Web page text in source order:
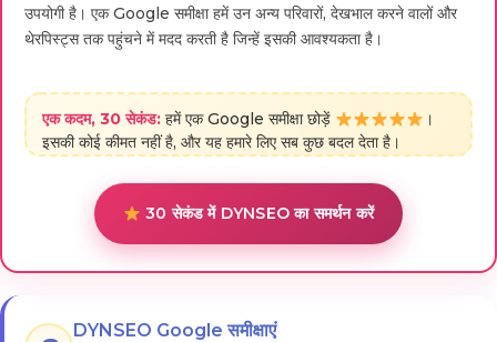
उपयोगी है। एक Google समीक्षा हमें उन अन्य परिवारों, देखभाल करने वालों और
थेरपिस्ट्स तक पहुंचने में मदद करती है जिन्हें इसकी आवश्यकता है।
एक कदम, 30 सेकंड: हमें एक Google समीक्षा छोड़ें
।
इसकी कोई कीमत नहीं है, और यह हमारे लिए सब कुछ बदल देता है।
30 सेकंड में DYNSEO का समर्थन करें
DYNSEO Google समीक्षाएं